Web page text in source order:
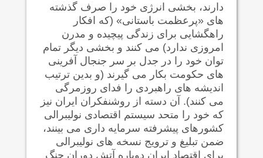
دارند، بخشی انرژی خود را صرف گذشته
های «پرعظمت باستانی» (که افکار
راهگشایی برای زندگی پیچیده و مدرن
امروزی ندارد) می کنند و بخشی دیگر تمام
توان خود را در جدل بر سر جنجال آفرینی
های حکومت بکار می گیرند (و بدین ترتیب
اندیشه های راهبردی را فدای روزمرگی
می کنند). آن دسته از روشنفکران ایران نیز
که خود را متحد سیستم اقتصادی نولیبرالی
کشورهای پیشرفته سرمایه داری می بینند،
ضمن تبلیغ و ترویج نسخه های نولیبرالی
برای اقتصاد ایران دوباره آتش دوران جنگ